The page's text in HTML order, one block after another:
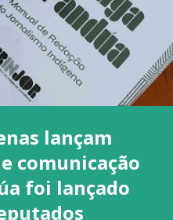
lançam
comunicação
foi lançado